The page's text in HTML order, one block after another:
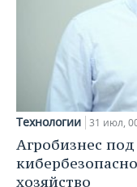
Технологии 31 июл,
Агробизнес
хозяйство